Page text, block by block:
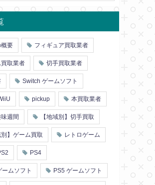
概要 フィギュア買取業者
取業者 切手買取業者
Switch ゲームソフト
pickup 本買取業者
週間 【地域別】切手買取
別】ゲーム買取 レトロゲーム
PS4
ームソフト PS5 ゲームソフト